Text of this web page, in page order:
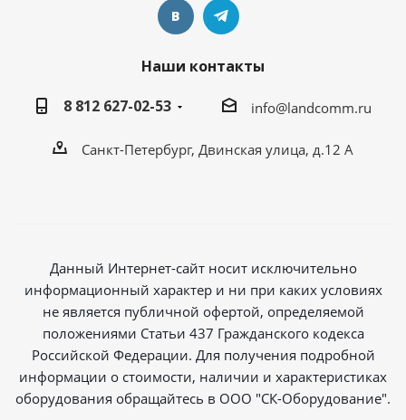
Наши контакты
8 812 627-02-53
info@landcomm.ru
Санкт-Петербург, Двинская улица, д.12 А
Данный Интернет-сайт носит исключительно
информационный характер и ни при каких условиях
не является публичной офертой, определяемой
положениями Статьи 437 Гражданского кодекса
Российской Федерации. Для получения подробной
информации о стоимости, наличии и характеристиках
оборудования обращайтесь в ООО "СК-Оборудование".